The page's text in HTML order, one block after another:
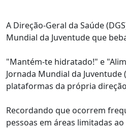
A Direção-Geral da Saúde
Mundial da Juventude que
"Mantém-te hidratado!" e
Jornada Mundial da
plataformas da própria
Recordando que ocorrem
pessoas em áreas limitadas